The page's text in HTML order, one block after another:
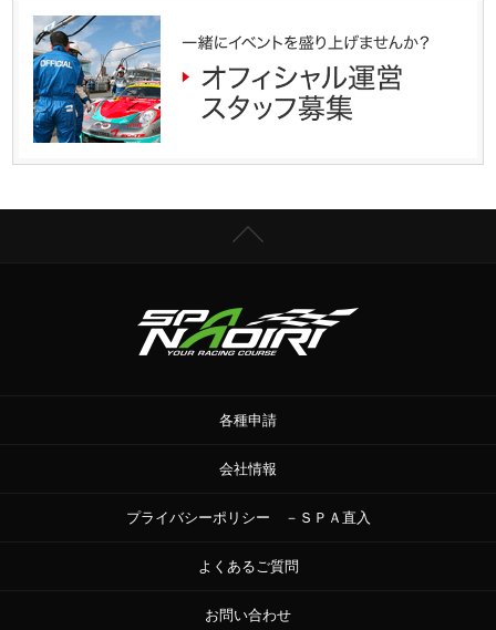
各種申請
会社情報
プライバシーポリシー －ＳＰＡ直入
よくあるご質問
お問い合わせ